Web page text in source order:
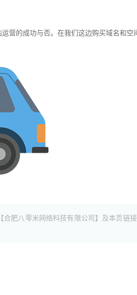
营的成功与否。在我们这边购买域名和空
肥八零米网络科技有限公司】及本页链